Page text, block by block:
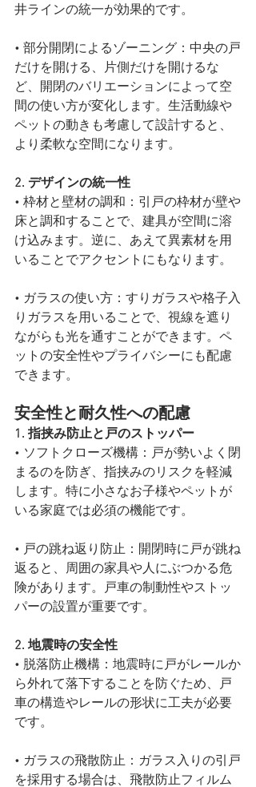
井ラインの統一が効果的です。
• 部分開閉によるゾーニング：中央の戸
だけを開ける、片側だけを開けるな
ど、開閉のバリエーションによって空
間の使い方が変化します。生活動線や
ペットの動きも考慮して設計すると、
より柔軟な空間になります。
2. デザインの統一性
• 枠材と壁材の調和：引戸の枠材が壁や
床と調和することで、建具が空間に溶
け込みます。逆に、あえて異素材を用
いることでアクセントにもなります。
• ガラスの使い方：すりガラスや格子入
りガラスを用いることで、視線を遮り
ながらも光を通すことができます。ペ
ットの安全性やプライバシーにも配慮
できます。
安全性と耐久性への配慮
1. 指挟み防止と戸のストッパー
• ソフトクローズ機構：戸が勢いよく閉
まるのを防ぎ、指挟みのリスクを軽減
します。特に小さなお子様やペットが
いる家庭では必須の機能です。
• 戸の跳ね返り防止：開閉時に戸が跳ね
返ると、周囲の家具や人にぶつかる危
険があります。戸車の制動性やストッ
パーの設置が重要です。
2. 地震時の安全性
• 脱落防止機構：地震時に戸がレールか
ら外れて落下することを防ぐため、戸
車の構造やレールの形状に工夫が必要
です。
• ガラスの飛散防止：ガラス入りの引戸
を採用する場合は、飛散防止フィルム